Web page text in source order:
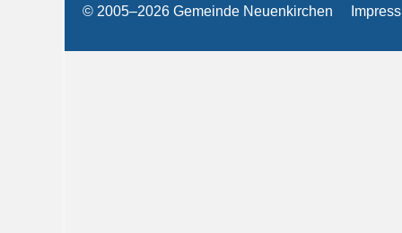
© 2005–2026 Gemeinde Neuenkirchen